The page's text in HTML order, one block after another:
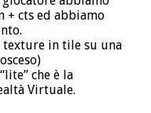
+ cts ed abbiamo
texture in tile su una
che è la
Virtuale.